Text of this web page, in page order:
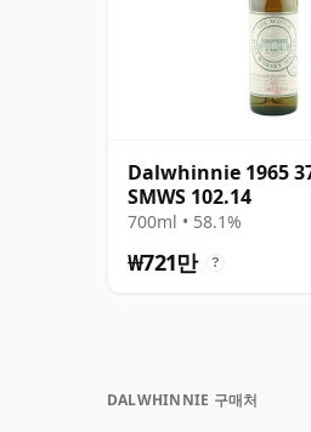
Dalwhinnie 1965
SMWS 102.14
700ml • 58.1%
₩721만 ?
DALWHINNIE 구매처